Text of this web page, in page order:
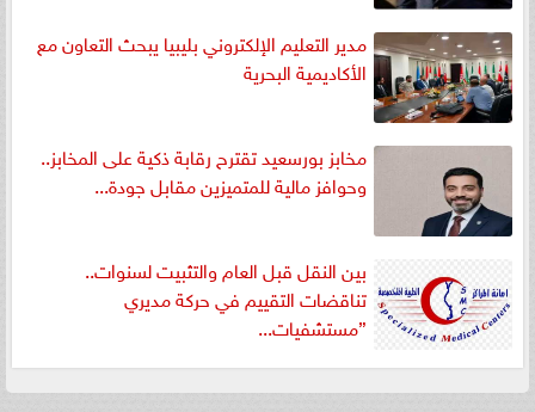
مدير التعليم الإلكتروني بليبيا يبحث التعاون مع
الأكاديمية البحرية
مخابز بورسعيد تقترح رقابة ذكية على المخابز..
وحوافز مالية للمتميزين مقابل جودة...
بين النقل قبل العام والتثبيت لسنوات..
تناقضات التقييم في حركة مديري
”مستشفيات...